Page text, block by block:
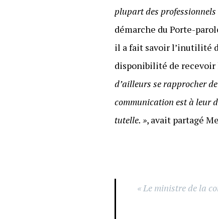
plupart des professionnels
démarche du Porte-
il a fait savoir l’inutilité
disponibilité de recevoir
d’ailleurs se rapprocher
communication est à leur
tutelle. », avait partagé
« Le ministre de la